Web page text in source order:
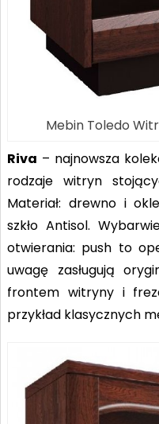
Mebin Toledo
Riva – najnowsza
rodzaje witryn
Materiał: drewno i
szkło Antisol.
otwierania: push to
uwagę zasługują
frontem witryny i
przykład klasycznych